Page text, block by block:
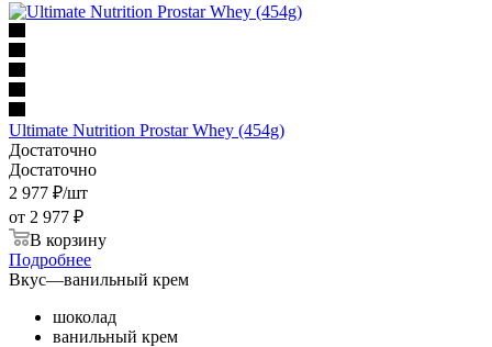
Ultimate Nutrition Prostar Whey (454g)
Достаточно
Достаточно
2 977 ₽/шт
от 2 977 ₽
В корзину
Подробнее
Вкус—ванильный крем
шоколад
ванильный крем